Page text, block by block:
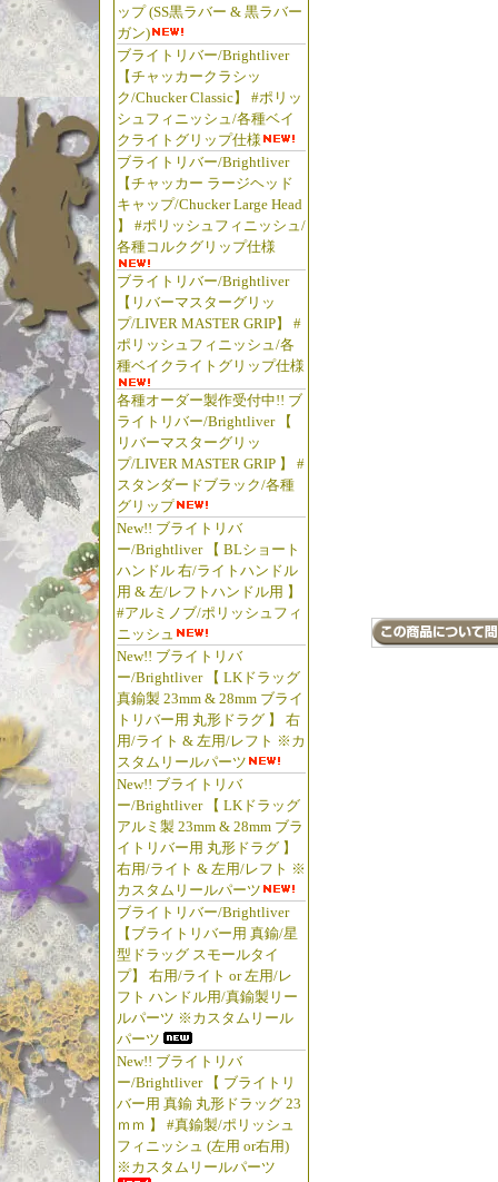
ップ (SS黒ラバー & 黒ラバー
ガン)
ブライトリバー/Brightliver
【チャッカークラシッ
ク/Chucker Classic】 #ポリッ
シュフィニッシュ/各種ベイ
クライトグリップ仕様
ブライトリバー/Brightliver
【チャッカー ラージヘッド
キャップ/Chucker Large Head
】 #ポリッシュフィニッシュ/
各種コルクグリップ仕様
ブライトリバー/Brightliver
【リバーマスターグリッ
プ/LIVER MASTER GRIP】 #
ポリッシュフィニッシュ/各
種ベイクライトグリップ仕様
各種オーダー製作受付中!! ブ
ライトリバー/Brightliver 【
リバーマスターグリッ
プ/LIVER MASTER GRIP 】 #
スタンダードブラック/各種
グリップ
New!! ブライトリバ
ー/Brightliver 【 BLショート
ハンドル 右/ライトハンドル
用 & 左/レフトハンドル用 】
#アルミノブ/ポリッシュフィ
ニッシュ
New!! ブライトリバ
ー/Brightliver 【 LKドラッグ
真鍮製 23mm & 28mm ブライ
トリバー用 丸形ドラグ 】 右
用/ライト & 左用/レフト ※カ
スタムリールパーツ
New!! ブライトリバ
ー/Brightliver 【 LKドラッグ
アルミ製 23mm & 28mm ブラ
イトリバー用 丸形ドラグ 】
右用/ライト & 左用/レフト ※
カスタムリールパーツ
ブライトリバー/Brightliver
【ブライトリバー用 真鍮/星
型ドラッグ スモールタイ
プ】 右用/ライト or 左用/レ
フト ハンドル用/真鍮製リー
ルパーツ ※カスタムリール
パーツ
New!! ブライトリバ
ー/Brightliver 【 ブライトリ
バー用 真鍮 丸形ドラッグ 23
ｍｍ 】 #真鍮製/ポリッシュ
フィニッシュ (左用 or右用)
※カスタムリールパーツ